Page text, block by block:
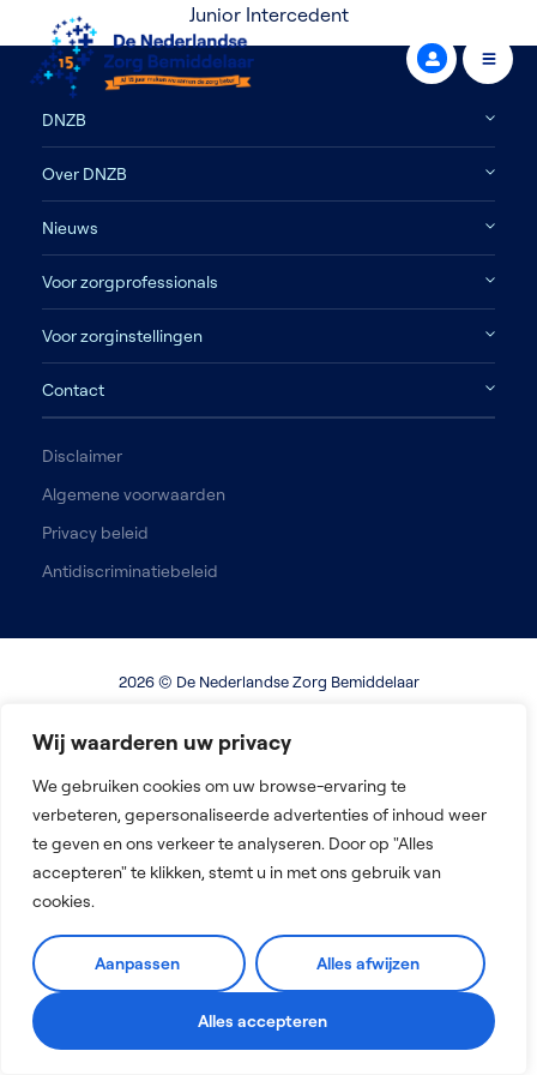
Wij waarderen uw privacy
We gebruiken cookies om uw browse-ervaring te
verbeteren, gepersonaliseerde advertenties of inhoud weer
te geven en ons verkeer te analyseren. Door op "Alles
accepteren" te klikken, stemt u in met ons gebruik van
cookies.
Aanpassen Alles afwijzen
Alles accepteren
Junior Intercedent
DNZB
Over DNZB
Nieuws
Voor zorgprofessionals
Voor zorginstellingen
Contact
Disclaimer
Algemene voorwaarden
Privacy beleid
Antidiscriminatiebeleid
2026 © De Nederlandse Zorg Bemiddelaar